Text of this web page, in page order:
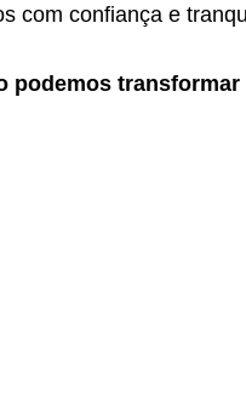
com confiança e
podemos